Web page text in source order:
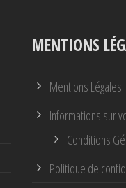
MENTIONS
Mentions Légales
Informations sur
Conditions
Politique de